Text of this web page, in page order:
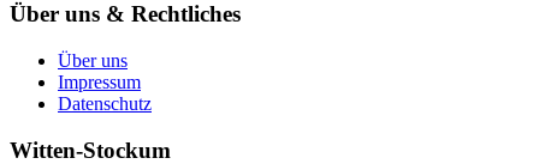
Über uns & Rechtliches
Über uns
Impressum
Datenschutz
Witten-Stockum